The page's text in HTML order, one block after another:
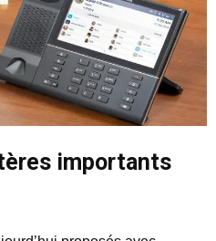
importants